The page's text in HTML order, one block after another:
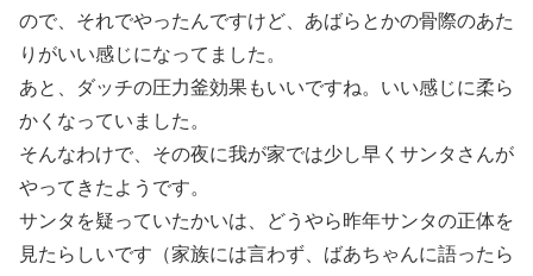
ので、それでやったんですけど、あばらとかの骨際のあた
りがいい感じになってました。
あと、ダッチの圧力釜効果もいいですね。いい感じに柔ら
かくなっていました。
そんなわけで、その夜に我が家では少し早くサンタさんが
やってきたようです。
サンタを疑っていたかいは、どうやら昨年サンタの正体を
見たらしいです（家族には言わず、ばあちゃんに語ったら